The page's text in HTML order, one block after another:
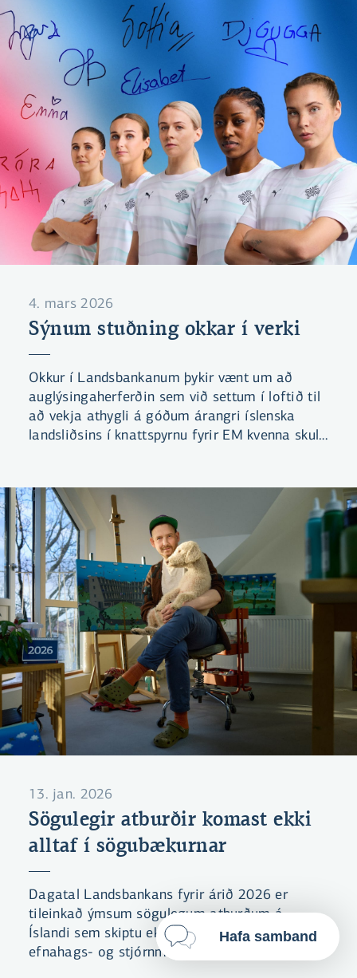
Með því að smella á „Leyfa allar“
samþykkir þú notkun á vefkökum
til þess að auka virkni vefsins,
greina vefnotkun og aðstoða við
markaðssetningu.
Nánar um vefkökur
Leyfa allar
4. mars 2026
Sýnum stuðning okkar í verki
Okkur í Landsbankanum þykir vænt um að
auglýsingaherferðin sem við settum í loftið til
að vekja athygli á góðum árangri íslenska
landsliðsins í knattspyrnu fyrir EM kvenna skuli
bíðum spennt!
13. jan. 2026
Sögulegir atburðir komast ekki
alltaf í sögubækurnar
Dagatal Landsbankans fyrir árið 2026 er
tileinkað ýmsum sögulegum atburðum á
Íslandi sem skiptu ekki endilega stórmáli í
efnahags- og stjórnmálasögu landsins en eru
Hafa samband